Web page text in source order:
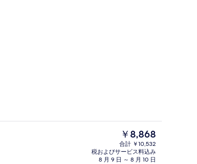
Living area | ミニバー、セーフティボックス (室内)、デスク、可動
フロント
現
在
の
料
￥8,868
合計 ￥10,532
税およびサービス料込み
8 月 9 日 ～ 8 月 10 日